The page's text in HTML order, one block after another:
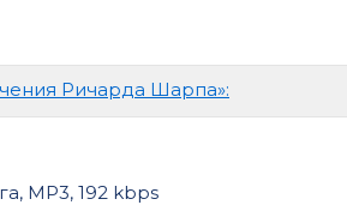
Ричарда Шарпа»:
MP3, 192 kbps